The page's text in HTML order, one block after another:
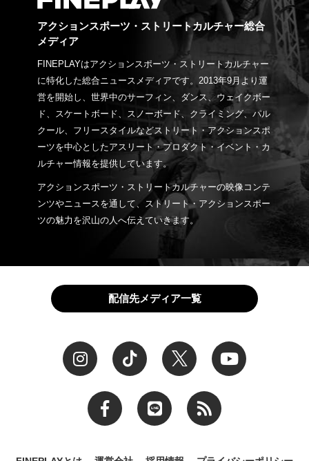
アクションスポーツ・ストリートカルチャー総合
メディア
FINEPLAYはアクションスポーツ・ストリートカルチャー
に特化した総合ニュースメディアです。2013年9月より運
営を開始し、世界中のサーフィン、ダンス、ウェイクボー
ド、スケートボード、スノーボード、クライミング、パル
クール、フリースタイルなどストリート・アクションスポ
ーツを中心としたアスリート・プロダクト・イベント・カ
ルチャー情報を提供しています。
アクションスポーツ・ストリートカルチャーの映像コンテ
ンツやニュースを通して、ストリート・アクションスポー
ツの魅力を沢山の人へ伝えていきます。
配信先メディア一覧